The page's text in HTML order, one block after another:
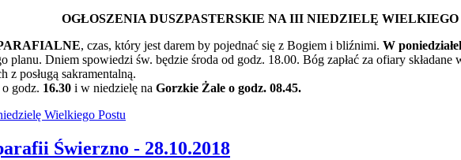
OGŁOSZENIA DUSZPASTERSKIE NA III NIEDZIELĘ WIELKIEGO
, czas, który jest darem by pojednać się z Bogiem i bliźnimi. W
planu. Dniem spowiedzi św. będzie środa od godz. 18.00. Bóg zapłać za ofiary składane
posługą sakramentalną.
godz. 16.30 i w niedzielę na Gorzkie Żale o godz. 08.45.
Wielkiego Postu
Świerzno - 28.10.2018